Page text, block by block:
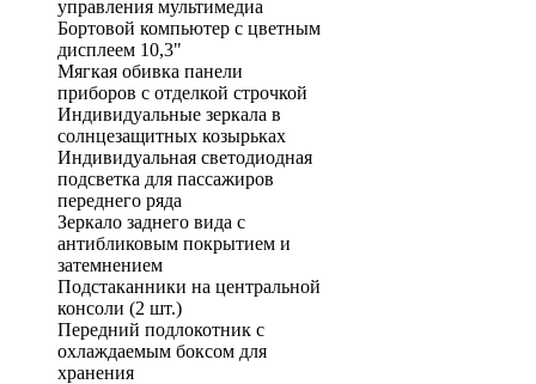
управления мультимедиа
Бортовой компьютер с цветным
дисплеем 10,3"
Мягкая обивка панели
приборов с отделкой строчкой
Индивидуальные зеркала в
солнцезащитных козырьках
Индивидуальная светодиодная
подсветка для пассажиров
переднего ряда
Зеркало заднего вида с
антибликовым покрытием и
затемнением
Подстаканники на центральной
консоли (2 шт.)
Передний подлокотник с
охлаждаемым боксом для
хранения